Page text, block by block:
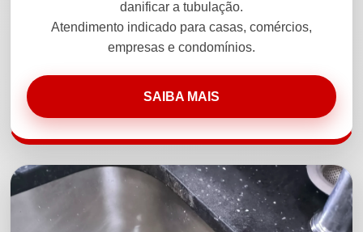
danificar a tubulação.
Atendimento indicado para casas, comércios,
empresas e condomínios.
SAIBA MAIS